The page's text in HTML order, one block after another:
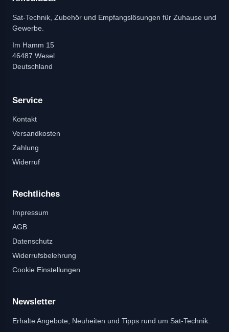
Sat-Technik, Zubehör und Empfangslösungen für Zuhause und
Gewerbe.
Im Hamm 15
46487 Wesel
Deutschland
Service
Kontakt
Versandkosten
Zahlung
Widerruf
Rechtliches
Impressum
AGB
Datenschutz
Widerrufsbelehrung
Cookie Einstellungen
Newsletter
Erhalte Angebote, Neuheiten und Tipps rund um Sat-Technik.